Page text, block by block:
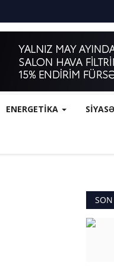
ENERGETİKA